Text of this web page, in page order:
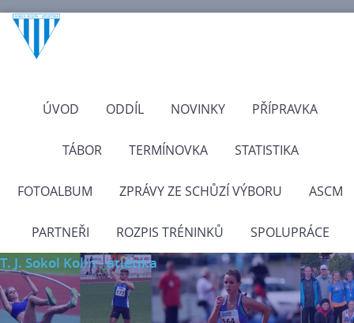
ÚVOD ODDÍL NOVINKY PŘÍPRAVKA
TÁBOR TERMÍNOVKA STATISTIKA
FOTOALBUM ZPRÁVY ZE SCHŮZÍ VÝBORU ASCM
PARTNEŘI ROZPIS TRÉNINKŮ SPOLUPRÁCE
T. J. Sokol Kolín - atletika